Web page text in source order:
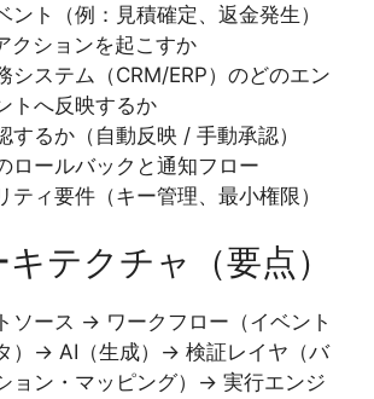
ント（例：見積確定、返金発生）
クションを起こすか
システム（CRM/ERP）のどのエン
トへ反映するか
するか（自動反映 / 手動承認）
ロールバックと通知フロー
ティ要件（キー管理、最小権限）
テクチャ（要点）
ソース → ワークフロー（イベント
）→ AI（生成）→ 検証レイヤ（バ
ョン・マッピング）→ 実行エンジ